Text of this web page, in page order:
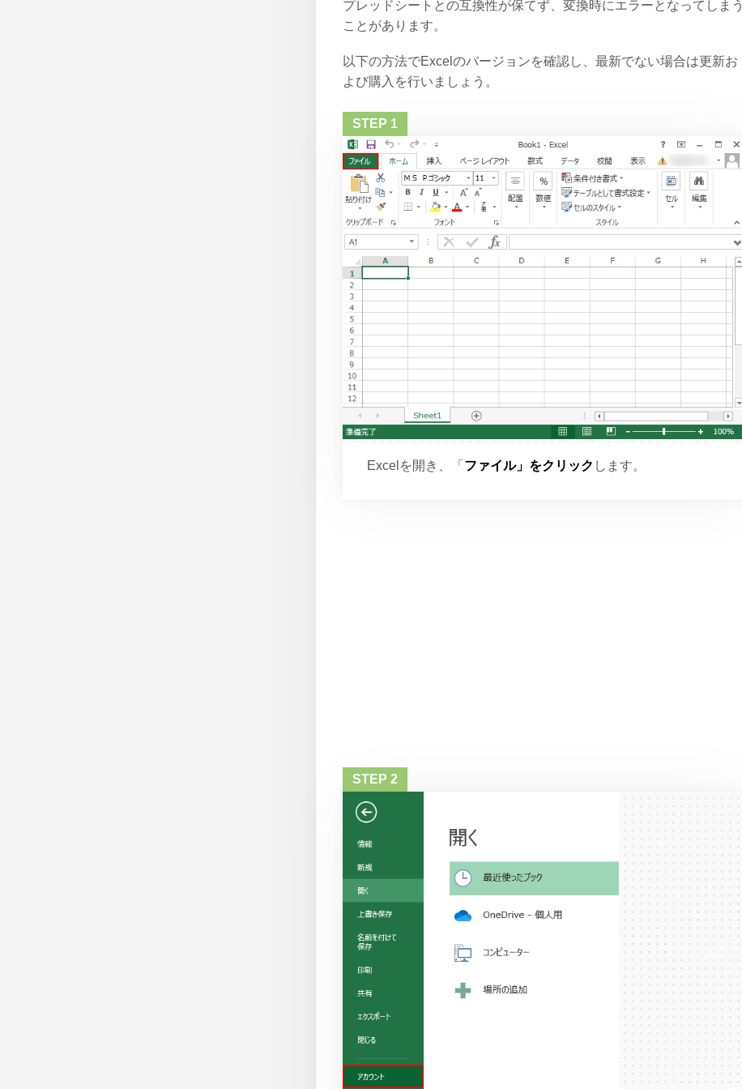
プレッドシートとの互換性が保てず、変換時にエラーとなってしまう
ことがあります。
以下の方法でExcelのバージョンを確認し、最新でない場合は更新お
よび購入を行いましょう。
Excelを開き、「 ファイル」をクリック します。